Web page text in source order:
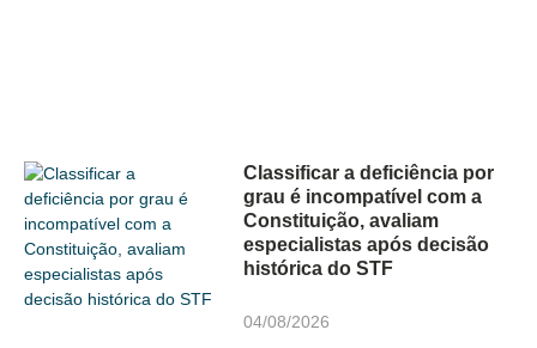
Classificar a deficiência por
grau é incompatível com a
Constituição, avaliam
especialistas após decisão
histórica do STF
04/08/2026